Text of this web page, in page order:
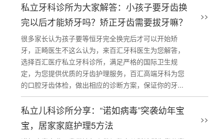
私立牙科诊所为大家解答：小孩子要牙齿换
完以后才能矫牙吗？矫正牙齿需要拔牙嘛？
很多家长认为孩子要等恒牙完全换完后才可以开始矫
牙，正畸医生不这么认为，来百汇牙科医生为您解答，
选择百汇医疗私立牙科诊所，满足严格的国际卫生规
定，为您提供优质的牙齿护理服务，百汇高端牙科为您
的口腔牙齿体检，做出相应的诊断方案，保证你的牙...
>>
私立儿科诊所分享：“诺如病毒”突袭幼年宝
宝，居家家庭护理5方法
>>